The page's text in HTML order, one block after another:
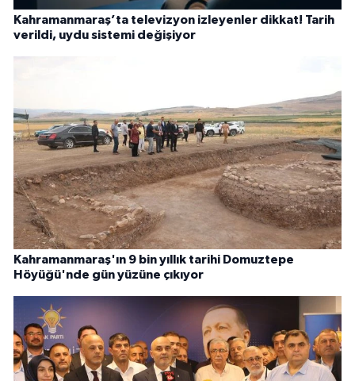
Kahramanmaraş’ta televizyon izleyenler dikkat! Tarih
verildi, uydu sistemi değişiyor
Kahramanmaraş'ın 9 bin yıllık tarihi Domuztepe
Höyüğü'nde gün yüzüne çıkıyor